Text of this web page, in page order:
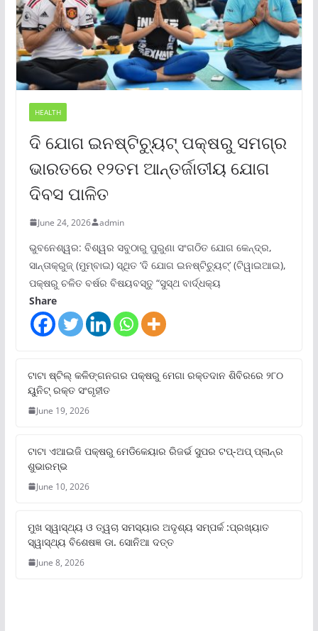
HEALTH
ଦି ଯୋଗ ଇନଷ୍ଟିଚ୍ୟୁଟ୍ ପକ୍ଷରୁ ସମଗ୍ର
ଭାରତରେ ୧୨ତମ ଆନ୍ତର୍ଜାତୀୟ ଯୋଗ
ଦିବସ ପାଳିତ
June 24, 2026 admin
ଭୁବନେଶ୍ୱର: ବିଶ୍ୱର ସବୁଠାରୁ ପୁରୁଣା ସଂଗଠିତ ଯୋଗ କେନ୍ଦ୍ର,
ସାନ୍ତାକ୍ରୁଜ୍ (ମୁମ୍ବାଇ) ସ୍ଥିତ ‘ଦି ଯୋଗ ଇନଷ୍ଟିଚ୍ୟୁଟ୍‌’ (ଟିୱାଇଆଇ),
ପକ୍ଷରୁ ଚଳିତ ବର୍ଷର ବିଷୟବସ୍ତୁ “ସୁସ୍ଥ ବାର୍ଦ୍ଧକ୍ୟ
Share
ଟାଟା ଷ୍ଟିଲ୍‌ କଳିଙ୍ଗନଗର ପକ୍ଷରୁ ମେଗା ରକ୍ତଦାନ ଶିବିରରେ ୨୮୦
ୟୁନିଟ୍‌ ରକ୍ତ ସଂଗୃହୀତ
June 19, 2026
ଟାଟା ଏଆଇଜି ପକ୍ଷରୁ ମେଡିକେୟାର ରିଜର୍ଭ ସୁପର ଟପ୍‌-ଅପ୍ ପ୍ଲାନ୍‌ର
ଶୁଭାରମ୍ଭ
June 10, 2026
ମୁଖ ସ୍ୱାସ୍ଥ୍ୟ ଓ ତ୍ୱଚା ସମସ୍ୟାର ଅଦୃଶ୍ୟ ସମ୍ପର୍କ :ପ୍ରଖ୍ୟାତ
ସ୍ୱାସ୍ଥ୍ୟ ବିଶେଷଜ୍ଞ ଡା. ସୋନିଆ ଦତ୍ତ
June 8, 2026